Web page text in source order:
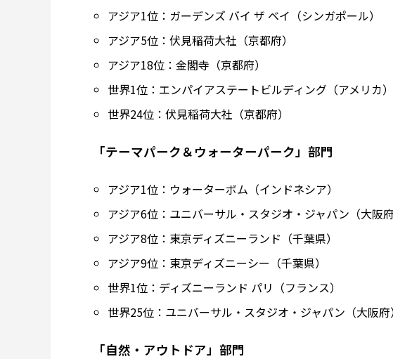
アジア1位：ガーデンズ バイ ザ ベイ（シンガポール）
アジア5位：伏見稲荷大社（京都府）
アジア18位：金閣寺（京都府）
世界1位：エンパイアステートビルディング（アメリカ）
世界24位：伏見稲荷大社（京都府）
「テーマパーク＆ウォーターパーク」部門
アジア1位：ウォーターボム（インドネシア）
アジア6位：ユニバーサル・スタジオ・ジャパン（大阪府
アジア8位：東京ディズニーランド（千葉県）
アジア9位：東京ディズニーシー（千葉県）
世界1位：ディズニーランド パリ（フランス）
世界25位：ユニバーサル・スタジオ・ジャパン（大阪府）
「自然・アウトドア」部門